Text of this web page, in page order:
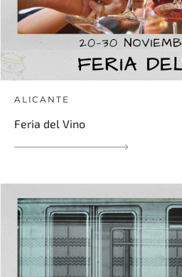
ALICANTE
Feria del Vino